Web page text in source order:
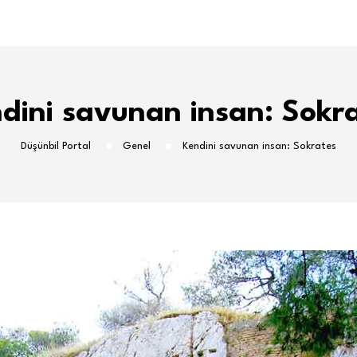
savunan insan:
Düşünbil Portal Genel Kendini savunan insan: Sokrates